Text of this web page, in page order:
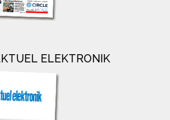
ELEKTRONIK